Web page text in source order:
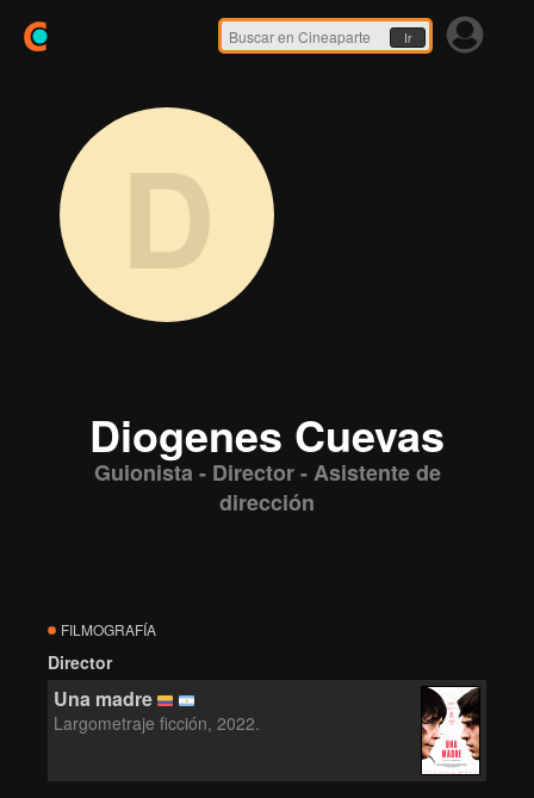
Ir
D
Diogenes Cuevas
Guionista - Director - Asistente de
dirección
FILMOGRAFÍA
Director
Una madre
Largometraje ficción, 2022.